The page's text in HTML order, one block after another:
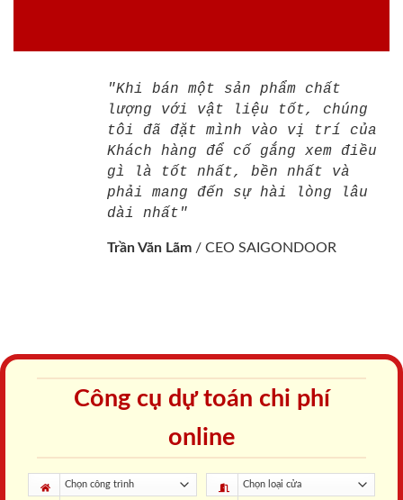
"Khi bán một sản phẩm chất
lượng với vật liệu tốt, chúng
tôi đã đặt mình vào vị trí của
Khách hàng để cố gắng xem điều
gì là tốt nhất, bền nhất và
phải mang đến sự hài lòng lâu
dài nhất"
Trần Văn Lãm / CEO SAIGONDOOR
Công cụ dự toán chi phí
online